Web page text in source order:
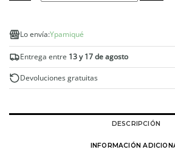
tamaño
A5.
Pack
de
3
cantidad
Lo envía:Ypamiqué
Entrega entre 13 y 17 de agosto
Devoluciones gratuitas
DESCRIPCIÓN
INFORMACIÓN